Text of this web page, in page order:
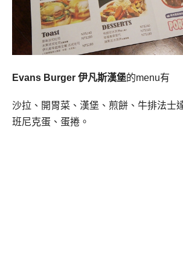
Evans Burger 伊凡斯漢堡的menu有
沙拉、開胃菜、漢堡、煎餅、牛排法士
班尼克蛋、蛋捲。